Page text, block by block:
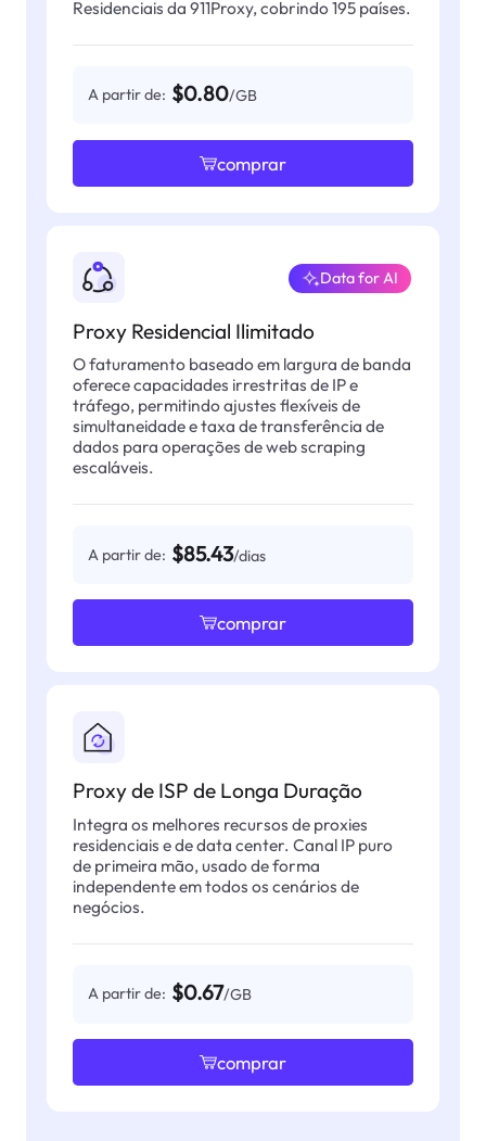
Residenciais da 911Proxy, cobrindo 195 países.
A partir de: $0.80/GB
comprar
Proxy Residencial Ilimitado
Data for AI
O faturamento baseado em largura de banda
oferece capacidades irrestritas de IP e
tráfego, permitindo ajustes flexíveis de
simultaneidade e taxa de transferência de
dados para operações de web scraping
escaláveis.
A partir de: $85.43/dias
comprar
Proxy de ISP de Longa Duração
Integra os melhores recursos de proxies
residenciais e de data center. Canal IP puro
de primeira mão, usado de forma
independente em todos os cenários de
negócios.
A partir de: $0.67/GB
comprar